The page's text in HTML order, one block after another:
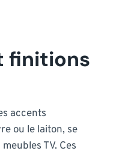
finitions
accents
ou le laiton, se
TV. Ces